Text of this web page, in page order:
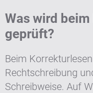
Was wird
geprüft?
Beim
Rechtschreibung
Schreibweise. Auf